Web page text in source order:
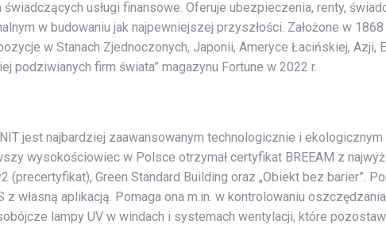
usługi finansowe. Oferuje ubezpieczenia, renty,
w budowaniu jak najpewniejszej przyszłości. Założone w
w Stanach Zjednoczonych, Japonii, Ameryce Łacińskiej,
podziwianych firm świata” magazynu Fortune w 2022 r.
jest najbardziej zaawansowanym technologicznie i
wysokościowiec w Polsce otrzymał certyfikat BREEAM z
(precertyfikat), Green Standard Building oraz „Obiekt bez barier”.
własną aplikacją. Pomaga ona m.in. w kontrolowaniu
lampy UV w windach i systemach wentylacji, które